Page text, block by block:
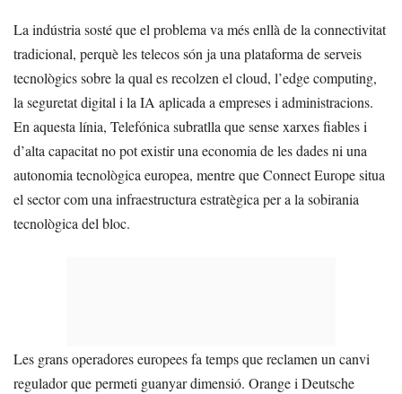
La indústria sosté que el problema va més enllà de la connectivitat
tradicional, perquè les telecos són ja una plataforma de serveis
tecnològics sobre la qual es recolzen el cloud, l’edge computing,
la seguretat digital i la IA aplicada a empreses i administracions.
En aquesta línia, Telefónica subratlla que sense xarxes fiables i
d’alta capacitat no pot existir una economia de les dades ni una
autonomia tecnològica europea, mentre que Connect Europe situa
el sector com una infraestructura estratègica per a la sobirania
tecnològica del bloc.
Les grans operadores europees fa temps que reclamen un canvi
regulador que permeti guanyar dimensió. Orange i Deutsche